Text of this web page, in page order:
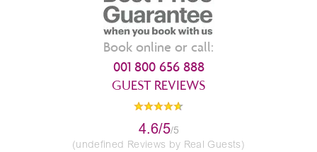
Book online or call:
001 800 656 888
GUEST REVIEWS
4.6/5/5
(undefined Reviews by Real Guests)